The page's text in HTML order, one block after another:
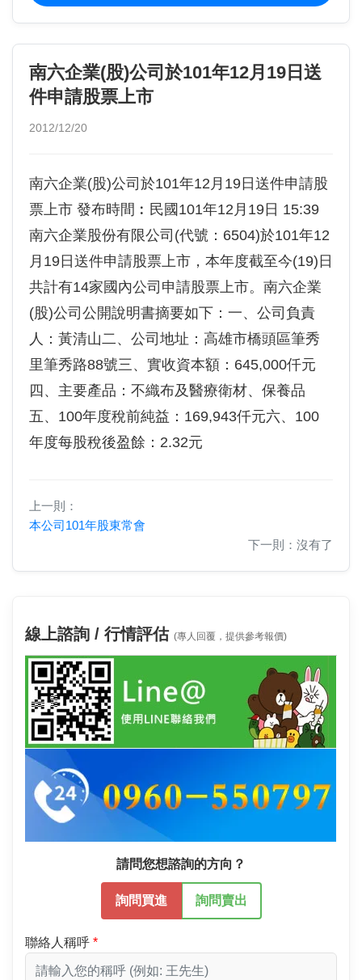
南六企業(股)公司於101年12月19日送
件申請股票上市
2012/12/20
南六企業(股)公司於101年12月19日送件申請股
票上市 發布時間︰民國101年12月19日 15:39
南六企業股份有限公司(代號：6504)於101年12
月19日送件申請股票上市，本年度截至今(19)日
共計有14家國內公司申請股票上市。南六企業
(股)公司公開說明書摘要如下：一、公司負責
人：黃清山二、公司地址：高雄市橋頭區筆秀
里筆秀路88號三、實收資本額：645,000仟元
四、主要產品：不織布及醫療衛材、保養品
五、100年度稅前純益：169,943仟元六、100
年度每股稅後盈餘：2.32元
上一則：
本公司101年股東常會
下一則：沒有了
線上諮詢 / 行情評估 (專人回覆，提供參考報價)
請問您想諮詢的方向？
詢問買進 詢問賣出
聯絡人稱呼